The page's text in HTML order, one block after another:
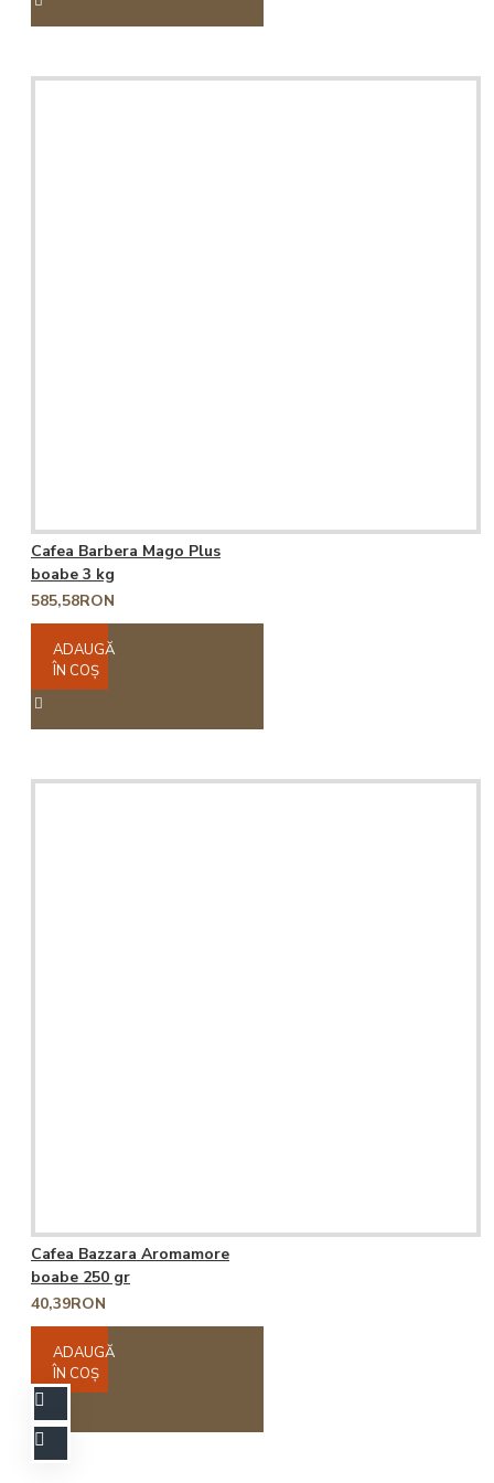
Cafea Barbera Mago Plus
boabe 3 kg
585,58RON
ADAUGĂ
ÎN COŞ
Cafea Bazzara Aromamore
boabe 250 gr
40,39RON
ADAUGĂ
ÎN COŞ